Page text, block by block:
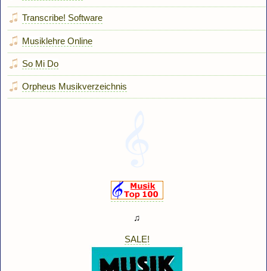
Transcribe! Software
Musiklehre Online
So Mi Do
Orpheus Musikverzeichnis
♫
SALE!